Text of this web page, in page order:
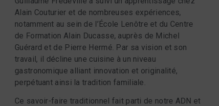
Alain Couturier et de nombreuses expériences,
notamment au sein de l’École Lenôtre et du Centre
de Formation Alain Ducasse, auprès de Michel
Guérard et de Pierre Hermé. Par sa vision et son
travail, il décline une cuisine à un niveau
gastronomique alliant innovation et originalité,
perpétuant ainsi la tradition familiale.
Ce savoir-faire traditionnel fait parti de notre ADN et